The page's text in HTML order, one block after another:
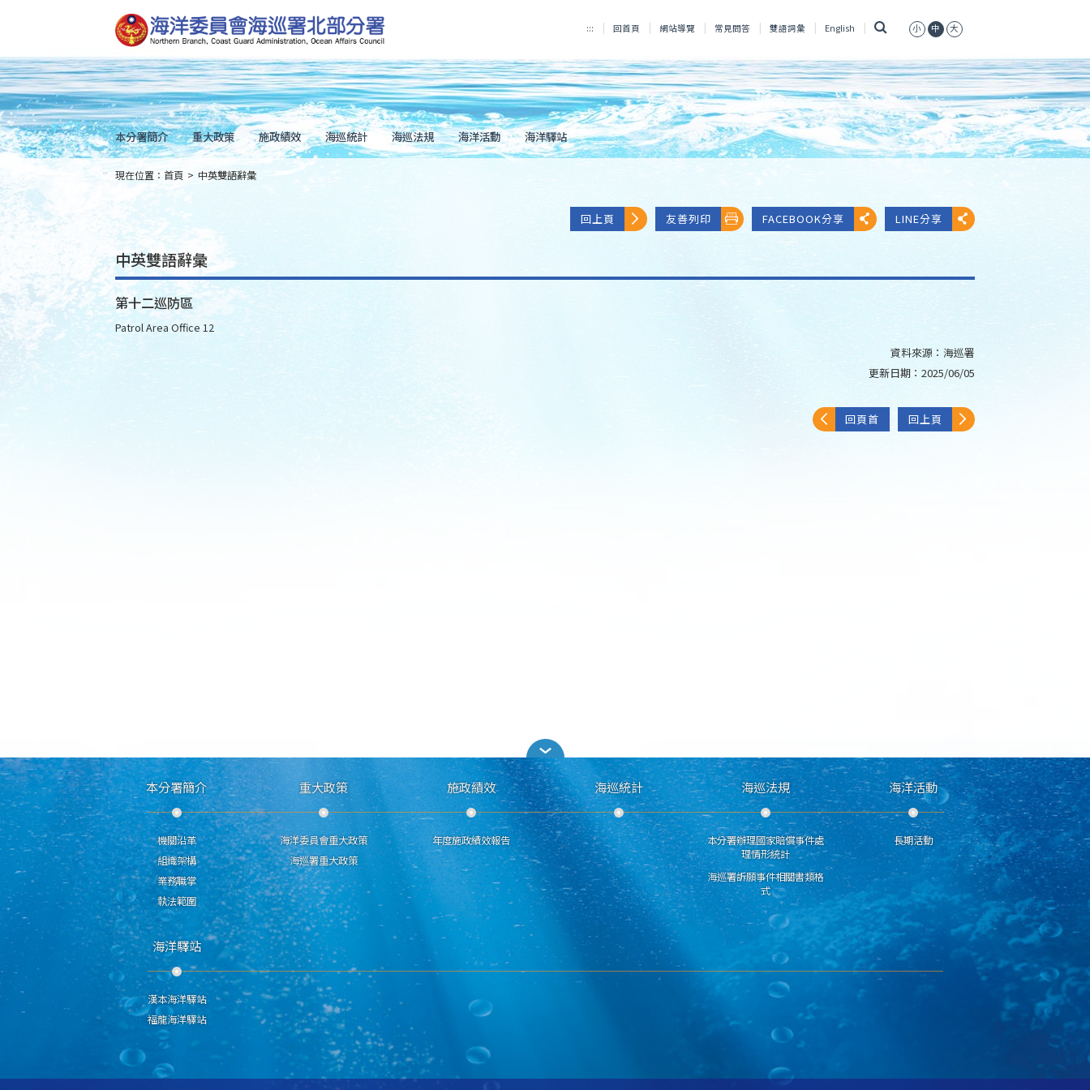
到
主
要
內
容
Skip
to
main
content
::: 回首頁 網站導覽 常見問答 雙語詞彙 English 小 中 大
本分署簡介 重大政策 施政績效 海巡統計 海巡法規 海洋活動 海洋驛站
::: 現在位置： 首頁 > 中英雙語辭彙
回上頁 友善列印 FACEBOOK分享 LINE分享
中英雙語辭彙
第十二巡防區
Patrol Area Office 12
資料來源： 海巡署
更新日期： 2025/06/05
回頁首 回上頁
本分署簡介
機關沿革
組織架構
業務職掌
執法範圍
重大政策
海洋委員會重大政策
海巡署重大政策
施政績效
年度施政績效報告
海巡統計 海巡法規
本分署辦理國家賠償事件處
理情形統計
海巡署訴願事件相關書類格
式
海洋活動
長期活動
海洋驛站
漢本海洋驛站
福龍海洋驛站